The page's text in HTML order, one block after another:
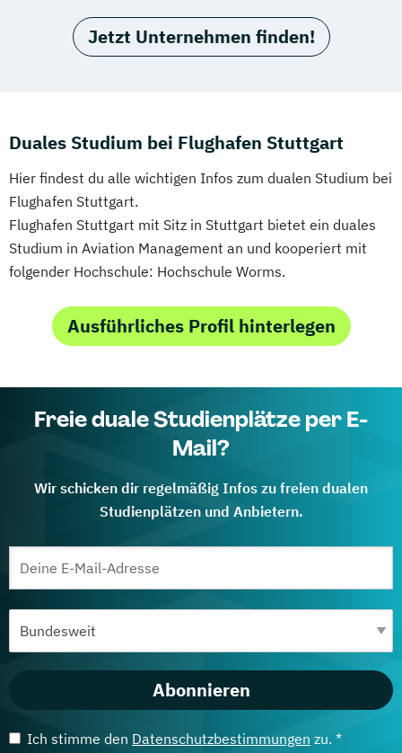
Jetzt Unternehmen finden!
Duales Studium bei Flughafen Stuttgart
Hier findest du alle wichtigen Infos zum dualen Studium bei
Flughafen Stuttgart.
Flughafen Stuttgart mit Sitz in Stuttgart bietet ein duales
Studium in Aviation Management an und kooperiert mit
folgender Hochschule: Hochschule Worms.
Ausführliches Profil hinterlegen
Freie duale Studienplätze per E-
Mail?
Wir schicken dir regelmäßig Infos zu freien dualen
Studienplätzen und Anbietern.
Abonnieren
Ich stimme den Datenschutzbestimmungen zu. *